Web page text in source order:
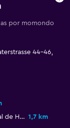
por momondo
44-46,
Palacio Imperial de Hofburg 1,7 km